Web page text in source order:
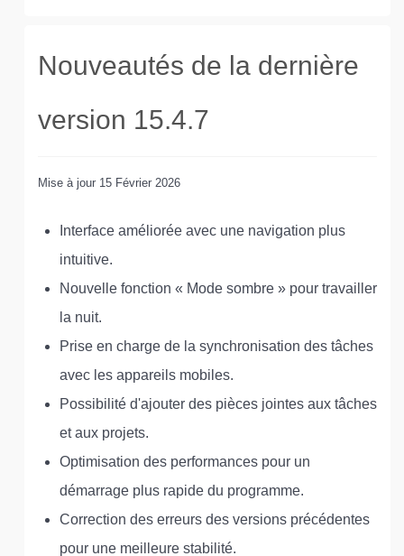
Nouveautés de la dernière
version 15.4.7
Mise à jour 15 Février 2026
Interface améliorée avec une navigation plus
intuitive.
Nouvelle fonction « Mode sombre » pour travailler
la nuit.
Prise en charge de la synchronisation des tâches
avec les appareils mobiles.
Possibilité d'ajouter des pièces jointes aux tâches
et aux projets.
Optimisation des performances pour un
démarrage plus rapide du programme.
Correction des erreurs des versions précédentes
pour une meilleure stabilité.